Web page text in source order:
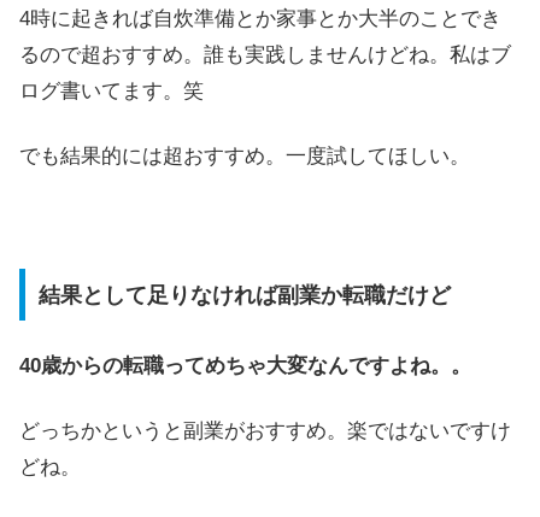
4時に起きれば自炊準備とか家事とか大半のことでき
るので超おすすめ。誰も実践しませんけどね。私はブ
ログ書いてます。笑
でも結果的には超おすすめ。一度試してほしい。
結果として足りなければ副業か転職だけど
40歳からの転職ってめちゃ大変なんですよね。。
どっちかというと副業がおすすめ。楽ではないですけ
どね。